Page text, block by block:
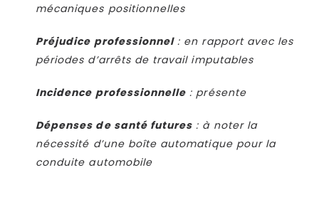
mécaniques positionnelles
Préjudice professionnel: en rapport avec les
périodes d’arrêts de travail imputables
Incidence professionnelle : présente
Dépenses de santé futures : à noter la
nécessité d’une boîte automatique pour la
conduite automobile